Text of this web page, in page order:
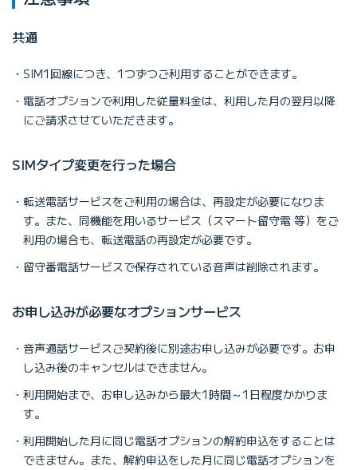
共通
SIM1回線につき、1つずつご利用することができます。
電話オプションで利用した従量料金は、利用した月の翌月以降
にご請求させていただきます。
SIMタイプ変更を行った場合
転送電話サービスをご利用の場合は、再設定が必要になりま
す。また、同機能を用いるサービス（スマート留守電 等）をご
利用の場合も、転送電話の再設定が必要です。
留守番電話サービスで保存されている音声は削除されます。
お申し込みが必要なオプションサービス
音声通話サービスご契約後に別途お申し込みが必要です。お申
し込み後のキャンセルはできません。
利用開始まで、お申し込みから最大1時間～1日程度かかりま
す。
利用開始した月に同じ電話オプションの解約申込をすることは
できません。また、解約申込をした月に同じ電話オプションを